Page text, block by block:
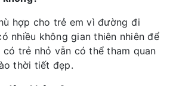
hợp cho trẻ em vì đường đi
nhiều không gian thiên nhiên để
có trẻ nhỏ vẫn có thể tham quan
thời tiết đẹp.